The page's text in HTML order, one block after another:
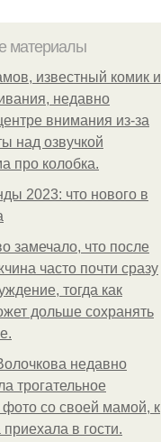
материалы
известный комик и
недавно
внимания из-за
над озвучкой
про колобка.
2023: что нового в
замечало, что после
часто почти сразу
тогда как
дольше сохранять
недавно
трогательное
со своей мамой, к
в гости.